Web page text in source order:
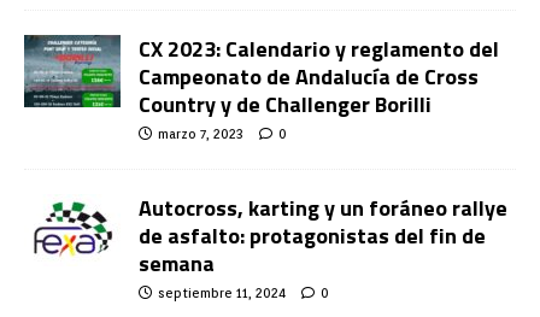
CX 2023: Calendario y reglamento del
Campeonato de Andalucía de Cross
Country y de Challenger Borilli
marzo 7, 2023 0
Autocross, karting y un foráneo rallye
de asfalto: protagonistas del fin de
semana
septiembre 11, 2024 0